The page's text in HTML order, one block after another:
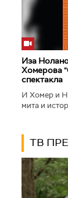
Иза
Хомерова
спектакла
И Хомер и
мита и
ТВ